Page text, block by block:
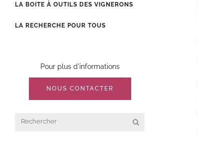
LA BOITE À OUTILS DES VIGNERONS
LA RECHERCHE POUR TOUS
Pour plus d'informations
NOUS CONTACTER